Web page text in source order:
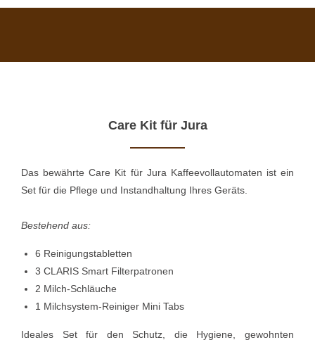
Care Kit für Jura
Das bewährte Care Kit für Jura Kaffeevollautomaten ist ein
Set für die Pflege und Instandhaltung Ihres Geräts.
Bestehend aus:
6 Reinigungstabletten
3 CLARIS Smart Filterpatronen
2 Milch-Schläuche
1 Milchsystem-Reiniger Mini Tabs
Ideales Set für den Schutz, die Hygiene, gewohnten